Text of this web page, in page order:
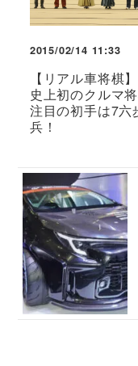
2015/02/14 11:33
【リアル車将棋
史上初のクルマ将
注目の初手は7六
兵！